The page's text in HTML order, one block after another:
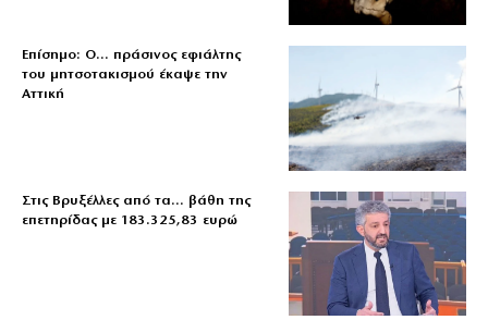
Επίσημο: Ο… πράσινος εφιάλτης
του μητσοτακισμού έκαψε την
Αττική
Στις Βρυξέλλες από τα… βάθη της
επετηρίδας με 183.325,83 ευρώ